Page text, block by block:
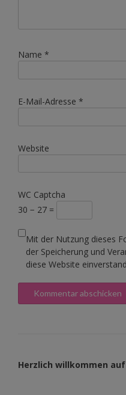
Name *
E-Mail-Adresse *
Website
WC Captcha
30 − 27 =
Mit der Nutzung dieses
der Speicherung und
diese Website
Herzlich willkommen